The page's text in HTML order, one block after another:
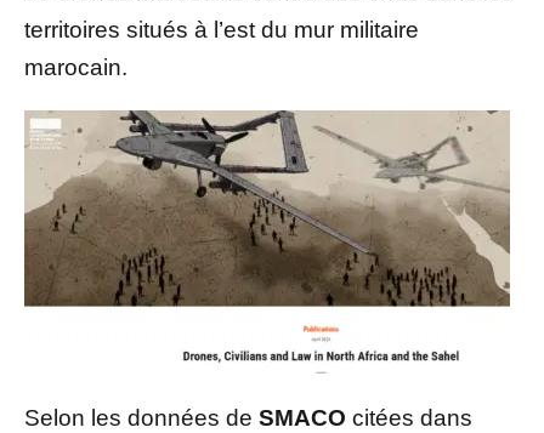
territoires situés à l’est du mur militaire
marocain.
Selon les données de SMACO citées dans